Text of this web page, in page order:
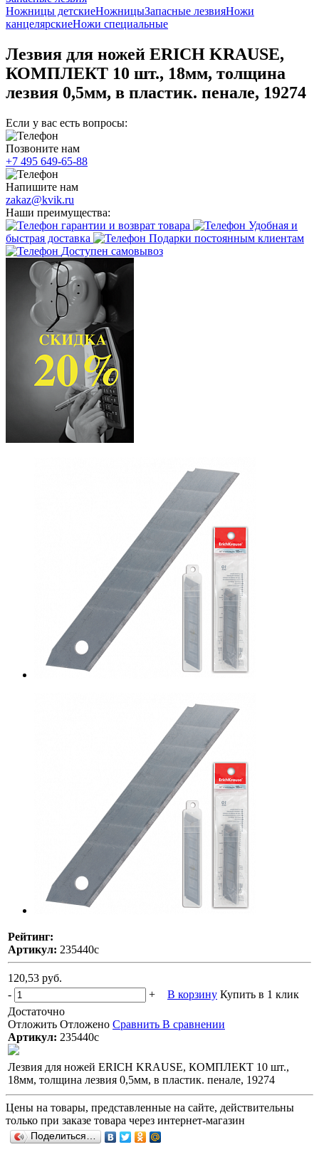
Ножницы детскиеНожницыЗапасные лезвияНожи
канцелярскиеНожи специальные
Лезвия для ножей ERICH KRAUSE,
КОМПЛЕКТ 10 шт., 18мм, толщина
лезвия 0,5мм, в пластик. пенале, 19274
Если у вас есть вопросы:
Позвоните нам
+7 495 649-65-88
Напишите нам
zakaz@kvik.ru
Наши преимущества:
гарантии и возврат товара
Удобная и
быстрая доставка
Подарки постоянным клиентам
Доступен самовывоз
Рейтинг:
Артикул: 235440с
120,53 руб.
-
+ В корзину Купить в 1 клик
Достаточно
Отложить Отложено Сравнить В сравнении
Артикул: 235440с
Лезвия для ножей ERICH KRAUSE, КОМПЛЕКТ 10 шт.,
18мм, толщина лезвия 0,5мм, в пластик. пенале, 19274
Цены на товары, представленные на сайте, действительны
только при заказе товара через интернет-магазин
Поделиться…